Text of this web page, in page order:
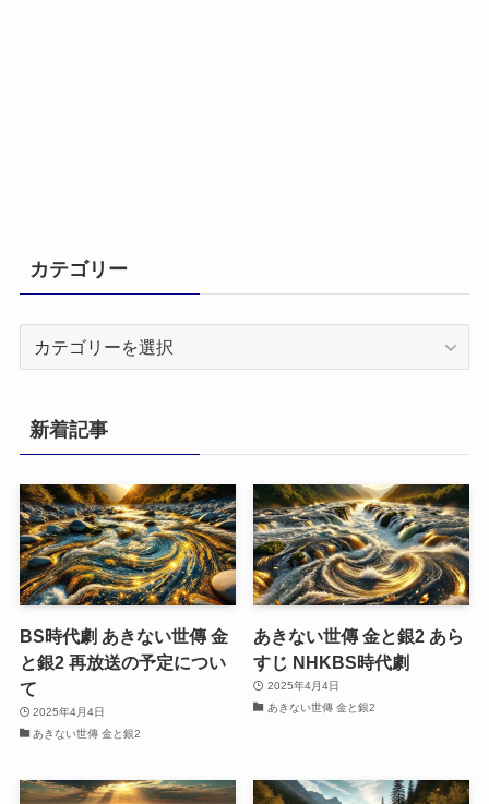
カテゴリー
リ
ー
新着記事
BS時代劇 あきない世傳 金
と銀2 再放送の予定につい
て
2025年4月4日
あきない世傳 金と銀2
あきない世傳 金と銀2 あら
すじ NHKBS時代劇
2025年4月4日
あきない世傳 金と銀2